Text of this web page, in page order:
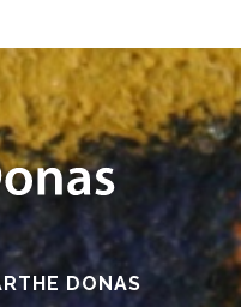
DONAS